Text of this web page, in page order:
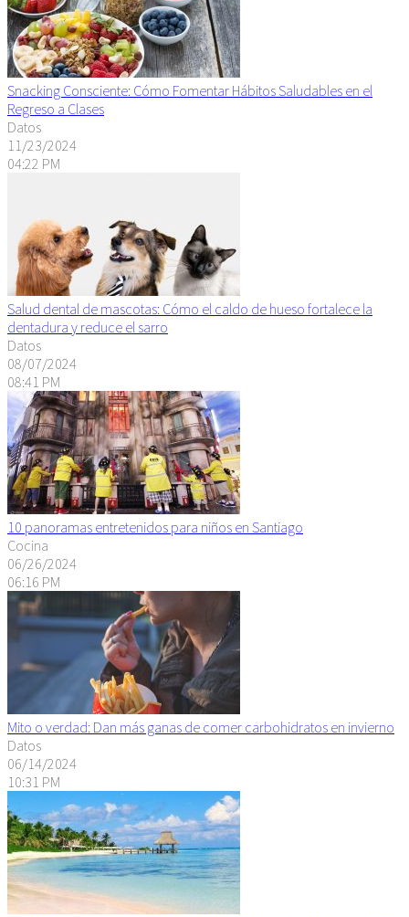
Snacking Consciente: Cómo Fomentar Hábitos Saludables en el
Regreso a Clases
Datos
11/23/2024
04:22 PM
Salud dental de mascotas: Cómo el caldo de hueso fortalece la
dentadura y reduce el sarro
Datos
08/07/2024
08:41 PM
10 panoramas entretenidos para niños en Santiago
Cocina
06/26/2024
06:16 PM
Mito o verdad: Dan más ganas de comer carbohidratos en invierno
Datos
06/14/2024
10:31 PM